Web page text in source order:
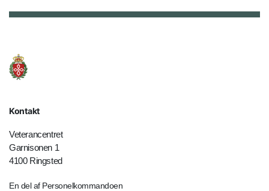
Kontakt
Veterancentret
Garnisonen 1
4100 Ringsted
En del af Personelkommandoen